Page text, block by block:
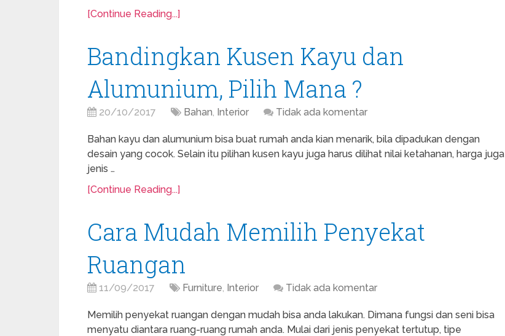
[Continue Reading...]
Bandingkan Kusen Kayu dan
Alumunium, Pilih Mana ?
20/10/2017 Bahan, Interior Tidak ada komentar
Bahan kayu dan alumunium bisa buat rumah anda kian menarik, bila dipadukan dengan
desain yang cocok. Selain itu pilihan kusen kayu juga harus dilihat nilai ketahanan, harga juga
jenis …
[Continue Reading...]
Cara Mudah Memilih Penyekat
Ruangan
11/09/2017 Furniture, Interior Tidak ada komentar
Memilih penyekat ruangan dengan mudah bisa anda lakukan. Dimana fungsi dan seni bisa
menyatu diantara ruang-ruang rumah anda. Mulai dari jenis penyekat tertutup, tipe